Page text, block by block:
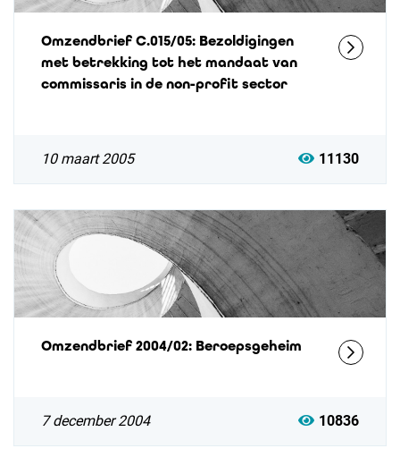
Omzendbrief C.015/05: Bezoldigingen
met betrekking tot het mandaat van
commissaris in de non-profit sector
10 maart 2005 11130
Omzendbrief 2004/02: Beroepsgeheim
7 december 2004 10836